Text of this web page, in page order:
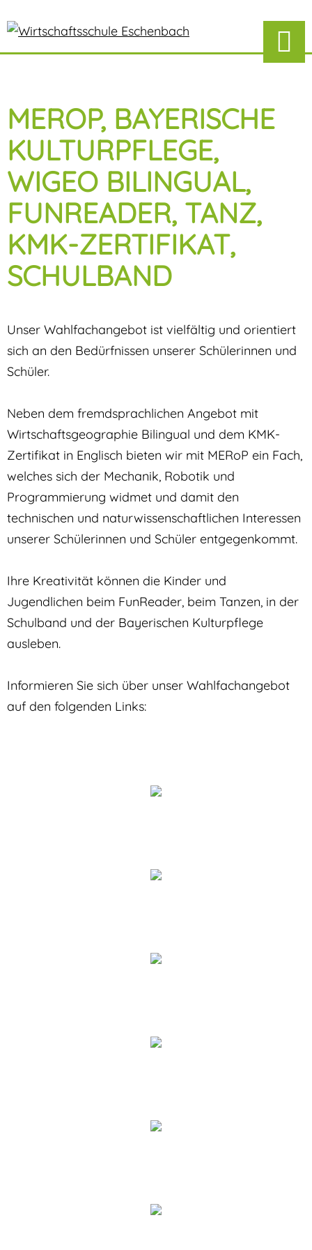
MEROP, BAYERISCHE
KULTURPFLEGE,
WIGEO BILINGUAL,
FUNREADER, TANZ,
KMK-ZERTIFIKAT,
SCHULBAND
Unser Wahlfachangebot ist vielfältig und orientiert
sich an den Bedürfnissen unserer Schülerinnen und
Schüler.
Neben dem fremdsprachlichen Angebot mit
Wirtschaftsgeographie Bilingual und dem KMK-
Zertifikat in Englisch bieten wir mit MERoP ein Fach,
welches sich der Mechanik, Robotik und
Programmierung widmet und damit den
technischen und naturwissenschaftlichen Interessen
unserer Schülerinnen und Schüler entgegenkommt.
Ihre Kreativität können die Kinder und
Jugendlichen beim FunReader, beim Tanzen, in der
Schulband und der Bayerischen Kulturpflege
ausleben.
Informieren Sie sich über unser Wahlfachangebot
auf den folgenden Links: